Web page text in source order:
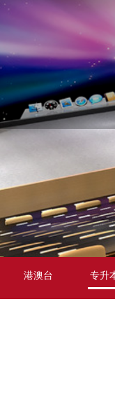
港澳台 专升